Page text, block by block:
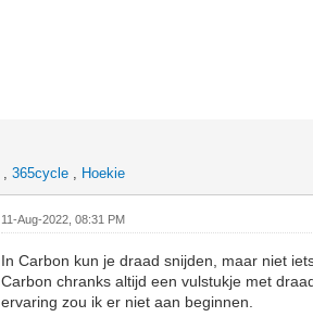
,365cycle , Hoekie
11-Aug-2022, 08:31 PM
In Carbon kun je draad snijden, maar niet
Carbon chranks altijd een vulstukje met
ervaring zou ik er niet aan beginnen.